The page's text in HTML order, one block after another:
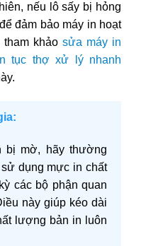
nếu lô sấy bị hỏng
đảm bảo máy in hoạt
khảo sửa máy in
tục thợ xử lý nhanh
bị mờ, hãy thường
dụng mực in chất
các bộ phận quan
này giúp kéo dài
lượng bản in luôn